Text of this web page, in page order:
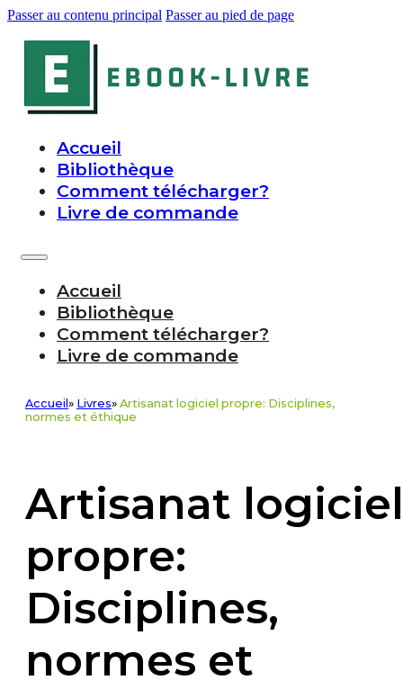
Passer au contenu principal Passer au pied de page
Accueil
Bibliothèque
Comment télécharger?
Livre de commande
Accueil
Bibliothèque
Comment télécharger?
Livre de commande
Accueil » Livres» Artisanat logiciel propre: Disciplines,
normes et éthique
Artisanat logiciel
propre:
Disciplines,
normes et